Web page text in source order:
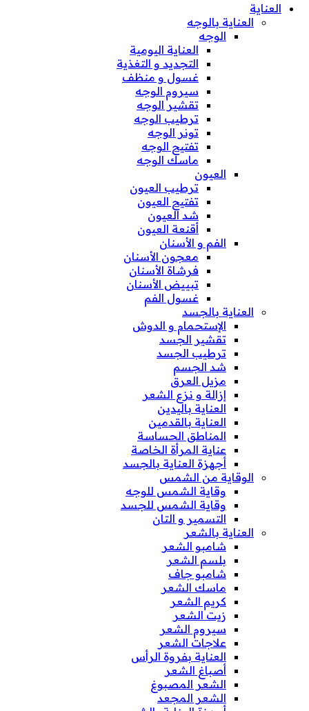
العناية
العناية بالوجه
الوجه
العناية اليومية
التجديد و التغذية
غسول و منظف
سيروم الوجه
تقشير الوجه
ترطيب الوجه
تونر الوجه
تفتيح الوجه
ماسك الوجه
العيون
ترطيب العيون
تفتيح العيون
شد العيون
أقنعة العيون
الفم و الأسنان
معجون الأسنان
فرشاة الأسنان
تبييض الأسنان
غسول الفم
العناية بالجسد
الإستحمام و الدوش
تقشير الجسد
ترطيب الجسد
شد الجسم
مزيل العرق
إزالة و نزع الشعر
العناية باليدين
العناية بالقدمين
المناطق الحساسة
عناية المرأة الخاصة
أجهزة العناية بالجسد
الوقاية من الشمس
وقاية الشمس للوجه
وقاية الشمس للجسد
التسمير و التان
العناية بالشعر
شامبو الشعر
بلسم الشعر
شامبو جاف
ماسك الشعر
كريم الشعر
زيت الشعر
سيروم الشعر
علاجات الشعر
العناية بفروة الرأس
أصباغ الشعر
الشعر المصبوغ
الشعر المجعد